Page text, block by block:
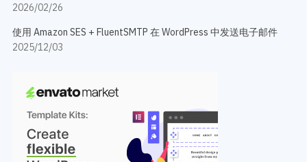
2026/02/26
使用 Amazon SES + FluentSMTP 在 WordPress 中发送电子邮件
2025/12/03